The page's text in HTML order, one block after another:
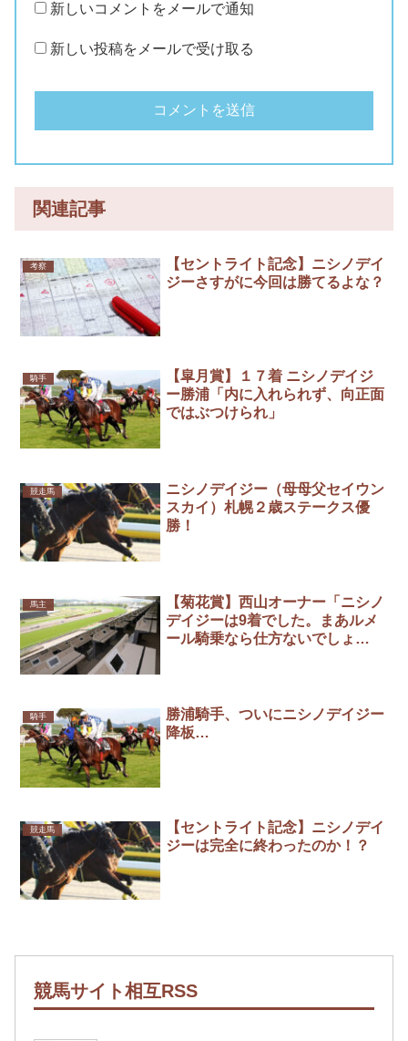
新しいコメントをメールで通知
新しい投稿をメールで受け取る
関連記事
考察
【セントライト記念】ニシノデイ
ジーさすがに今回は勝てるよな？
騎手
【皐月賞】１７着 ニシノデイジ
ー勝浦「内に入れられず、向正面
ではぶつけられ」
競走馬
ニシノデイジー（母母父セイウン
スカイ）札幌２歳ステークス優
勝！
馬主
【菊花賞】西山オーナー「ニシノ
デイジーは9着でした。まあルメ
ール騎乗なら仕方ないでしょ
騎手
勝浦騎手、ついにニシノデイジー
降板…
競走馬
【セントライト記念】ニシノデイ
ジーは完全に終わったのか！？
競馬サイト相互RSS